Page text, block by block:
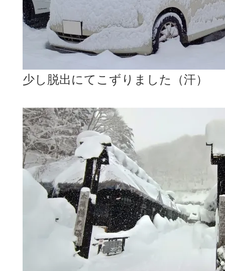
少し脱出にてこずりました（汗）